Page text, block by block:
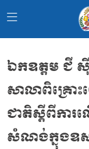
ឯកឧត្តម ជី
សាលាពិគ្រ
ជាតិស្តីពីការ
សំណង់ក្នុងឧស្